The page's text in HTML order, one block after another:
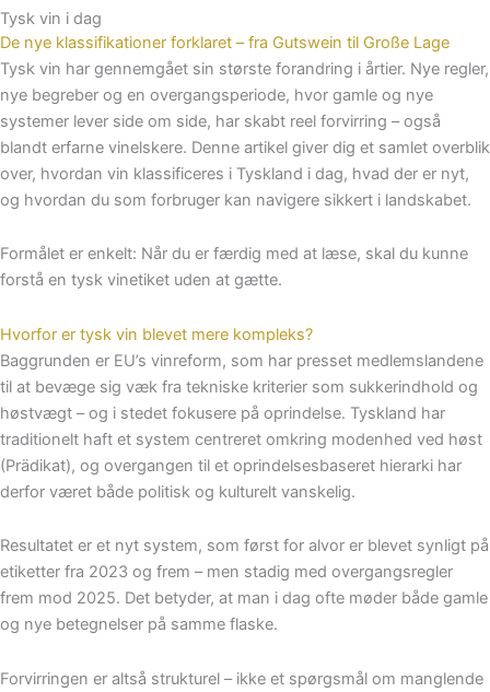
Tysk vin i dag
De nye klassifikationer forklaret – fra Gutswein til Große Lage
Tysk vin har gennemgået sin største forandring i årtier. Nye regler,
nye begreber og en overgangsperiode, hvor gamle og nye
systemer lever side om side, har skabt reel forvirring – også
blandt erfarne vinelskere. Denne artikel giver dig et samlet overblik
over, hvordan vin klassificeres i Tyskland i dag, hvad der er nyt,
og hvordan du som forbruger kan navigere sikkert i landskabet.
Formålet er enkelt: Når du er færdig med at læse, skal du kunne
forstå en tysk vinetiket uden at gætte.
Hvorfor er tysk vin blevet mere kompleks?
Baggrunden er EU’s vinreform, som har presset medlemslandene
til at bevæge sig væk fra tekniske kriterier som sukkerindhold og
høstvægt – og i stedet fokusere på oprindelse. Tyskland har
traditionelt haft et system centreret omkring modenhed ved høst
(Prädikat), og overgangen til et oprindelsesbaseret hierarki har
derfor været både politisk og kulturelt vanskelig.
Resultatet er et nyt system, som først for alvor er blevet synligt på
etiketter fra 2023 og frem – men stadig med overgangsregler
frem mod 2025. Det betyder, at man i dag ofte møder både gamle
og nye betegnelser på samme flaske.
Forvirringen er altså strukturel – ikke et spørgsmål om manglende